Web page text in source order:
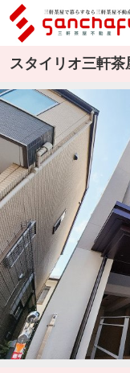
スタイリオ三軒